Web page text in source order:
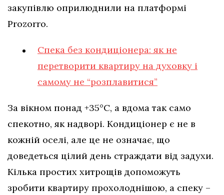
закупівлю оприлюднили на платформі
Prozorro.
Спека без кондиціонера: як не
перетворити квартиру на духовку і
самому не “розплавитися”
За вікном понад +35°C, а вдома так само
спекотно, як надворі. Кондиціонер є не в
кожній оселі, але це не означає, що
доведеться цілий день страждати від задухи.
Кілька простих хитрощів допоможуть
зробити квартиру прохолоднішою, а спеку –